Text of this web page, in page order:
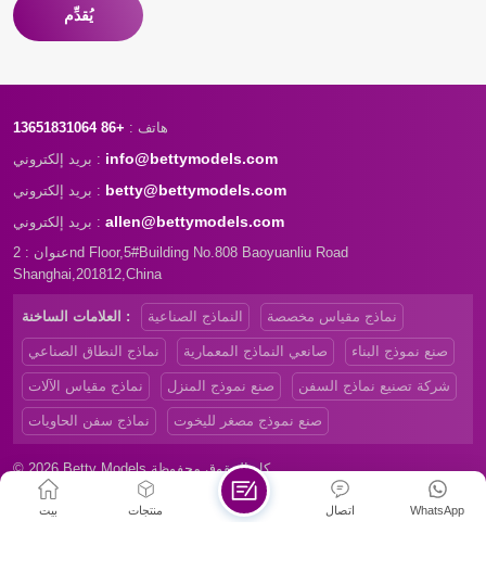
يُقدِّم
هاتف : +86 13651831064
بريد إلكتروني : info@bettymodels.com
بريد إلكتروني : betty@bettymodels.com
بريد إلكتروني : allen@bettymodels.com
عنوان : 2nd Floor,5#Building No.808 Baoyuanliu Road
Shanghai,201812,China
العلامات الساخنة : النماذج الصناعية نماذج مقياس مخصصة
نماذج النطاق الصناعي صانعي النماذج المعمارية صنع نموذج البناء
نماذج مقياس الآلات صنع نموذج المنزل شركة تصنيع نماذج السفن
نماذج سفن الحاويات صنع نموذج مصغر لليخوت
© 2026 Betty Models كل الحقوق محفوظة
خريطة الموقع
Xml | Privacy Policy |
بيت منتجات WhatsApp اتصال